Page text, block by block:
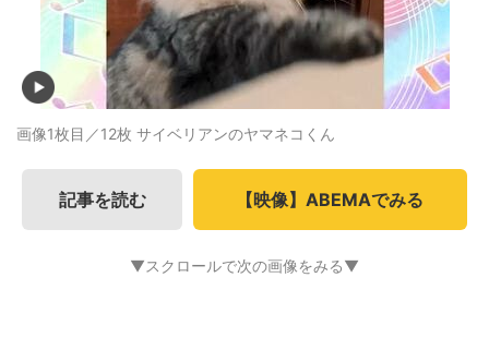
画像1枚目／12枚 サイベリアンのヤマネコくん
記事を読む 【映像】ABEMAでみる
▼スクロールで次の画像をみる▼